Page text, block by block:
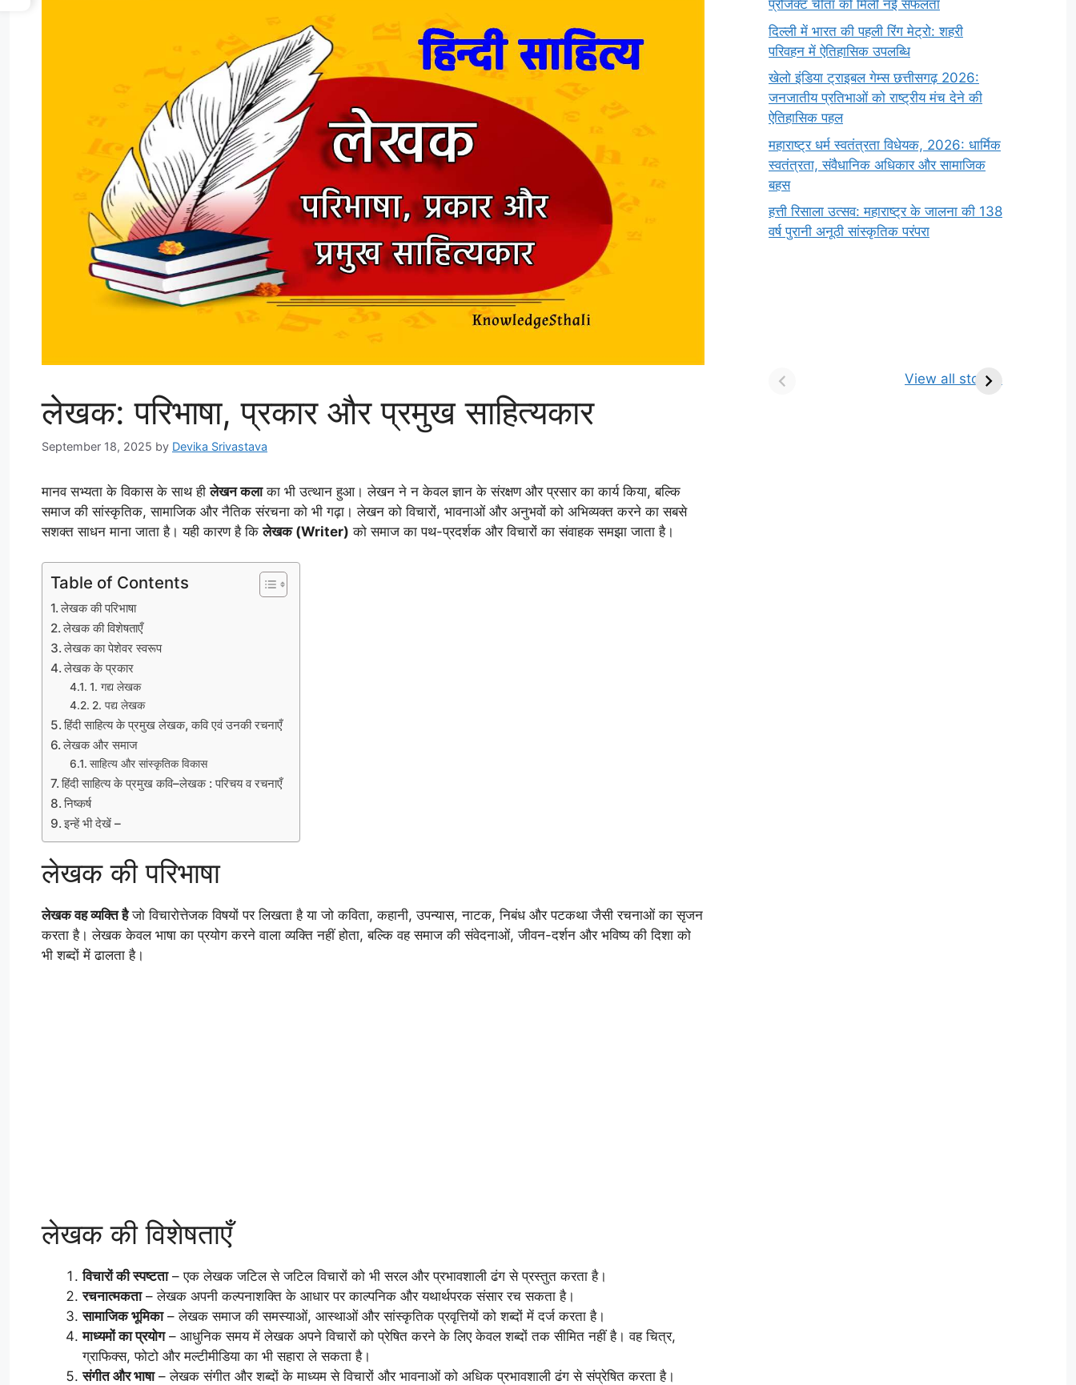
लेखक: परिभाषा, प्रकार और प्रमुख साहित्यकार
September 18, 2025 by Devika Srivastava
मानव सभ्यता के विकास के साथ हीलेखन कलाका भी उत्थान हुआ। लेखन ने न केवल ज्ञान के संरक्षण और प्रसार का कार्य किया, बल्कि
समाज की सांस्कृतिक, सामाजिक और नैतिक संरचना को भी गढ़ा। लेखन को विचारों, भावनाओं और अनुभवों को अभिव्यक्त करने का सबसे
सशक्त साधन माना जाता है। यही कारण है किलेखक (Writer) को समाज का पथ-प्रदर्शक और विचारों का संवाहक समझा जाता है।
Table of Contents
लेखक की परिभाषा
लेखक की विशेषताएँ
लेखक का पेशेवर स्वरूप
लेखक के प्रकार
1. गद्य लेखक
2. पद्य लेखक
हिंदी साहित्य के प्रमुख लेखक, कवि एवं उनकी रचनाएँ
लेखक और समाज
साहित्य और सांस्कृतिक विकास
हिंदी साहित्य के प्रमुख कवि–लेखक : परिचय व रचनाएँ
निष्कर्ष
इन्हें भी देखें –
लेखक की परिभाषा
लेखक वह व्यक्ति हैजो विचारोत्तेजक विषयों पर लिखता है या जो कविता, कहानी, उपन्यास, नाटक, निबंध और पटकथा जैसी रचनाओं का सृजन
करता है। लेखक केवल भाषा का प्रयोग करने वाला व्यक्ति नहीं होता, बल्कि वह समाज की संवेदनाओं, जीवन-दर्शन और भविष्य की दिशा को
भी शब्दों में ढालता है।
लेखक की विशेषताएँ
विचारों की स्पष्टता– एक लेखक जटिल से जटिल विचारों को भी सरल और प्रभावशाली ढंग से प्रस्तुत करता है।
रचनात्मकता– लेखक अपनी कल्पनाशक्ति के आधार पर काल्पनिक और यथार्थपरक संसार रच सकता है।
सामाजिक भूमिका– लेखक समाज की समस्याओं, आस्थाओं और सांस्कृतिक प्रवृत्तियों को शब्दों में दर्ज करता है।
माध्यमों का प्रयोग– आधुनिक समय में लेखक अपने विचारों को प्रेषित करने के लिए केवल शब्दों तक सीमित नहीं है। वह चित्र,
ग्राफिक्स, फोटो और मल्टीमीडिया का भी सहारा ले सकता है।
संगीत और भाषा– लेखक संगीत और शब्दों के माध्यम से विचारों और भावनाओं को अधिक प्रभावशाली ढंग से संप्रेषित करता है।
प्रोजेक्ट चीता को मिली नई सफलता
दिल्ली में भारत की पहली रिंग मेट्रो: शहरी
परिवहन में ऐतिहासिक उपलब्धि
खेलो इंडिया ट्राइबल गेम्स छत्तीसगढ़ 2026:
जनजातीय प्रतिभाओं को राष्ट्रीय मंच देने की
ऐतिहासिक पहल
महाराष्ट्र धर्म स्वतंत्रता विधेयक, 2026: धार्मिक
स्वतंत्रता, संवैधानिक अधिकार और सामाजिक
बहस
हत्ती रिसाला उत्सव: महाराष्ट्र के जालना की 138
वर्ष पुरानी अनूठी सांस्कृतिक परंपरा
View all stories
किसे कहते है? परिभाषा,
ज्योतिर्लिंग | नाम, स्थान एवं